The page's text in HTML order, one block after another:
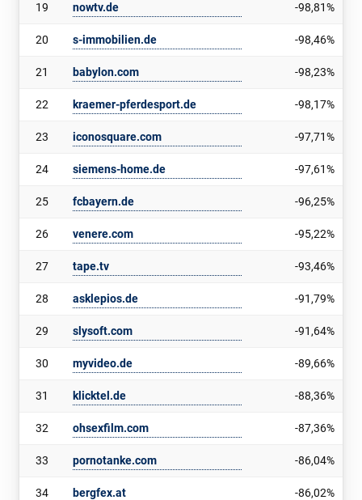
19 nowtv.de -98,81%
20 s-immobilien.de -98,46%
21 babylon.com -98,23%
22 kraemer-pferdesport.de -98,17%
23 iconosquare.com -97,71%
24 siemens-home.de -97,61%
25 fcbayern.de -96,25%
26 venere.com -95,22%
27 tape.tv -93,46%
28 asklepios.de -91,79%
29 slysoft.com -91,64%
30 myvideo.de -89,66%
31 klicktel.de -88,36%
32 ohsexfilm.com -87,36%
33 pornotanke.com -86,04%
34 bergfex.at -86,02%